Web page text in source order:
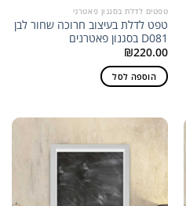
טפטים לדלת בסגנון פאטרני
טפט לדלת בעיצוב חרוכה שחור לבן
D081 בסגנון פאטרנים
₪220.00
הוספה לסל